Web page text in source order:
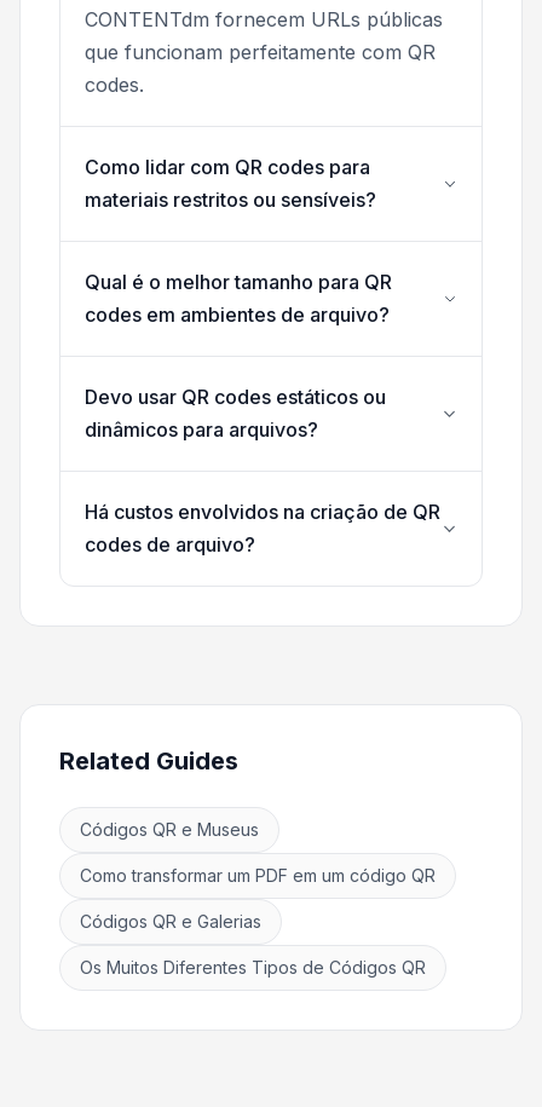
CONTENTdm fornecem URLs públicas
que funcionam perfeitamente com QR
codes.
Como lidar com QR codes para
materiais restritos ou sensíveis?
Qual é o melhor tamanho para QR
codes em ambientes de arquivo?
Devo usar QR codes estáticos ou
dinâmicos para arquivos?
Há custos envolvidos na criação de QR
codes de arquivo?
Related Guides
Códigos QR e Museus
Como transformar um PDF em um código QR
Códigos QR e Galerias
Os Muitos Diferentes Tipos de Códigos QR